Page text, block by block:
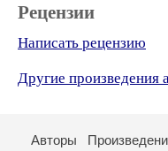
Рецензии
Написать рецензию
Другие произведения
Авторы